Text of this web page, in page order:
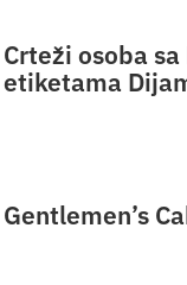
Crteži osoba
etiketama
Gentlemen’s